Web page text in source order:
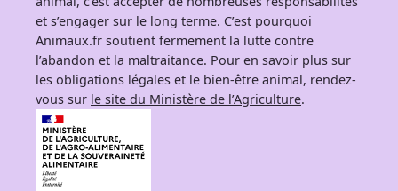
et s’engager sur le long terme. C’est pourquoi
Animaux.fr soutient fermement la lutte contre
l’abandon et la maltraitance. Pour en savoir plus sur
les obligations légales et le bien-être animal, rendez-
vous sur le site du Ministère de l’Agriculture.